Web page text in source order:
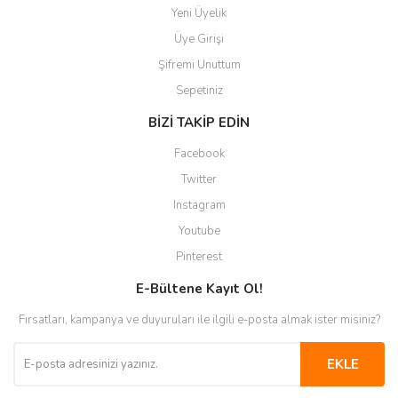
Yeni Üyelik
Üye Girişi
Şifremi Unuttum
Sepetiniz
BİZİ TAKİP EDİN
Facebook
Twitter
Instagram
Youtube
Pinterest
E-Bültene Kayıt Ol!
Fırsatları, kampanya ve duyuruları ile ilgili e-posta almak ister misiniz?
EKLE